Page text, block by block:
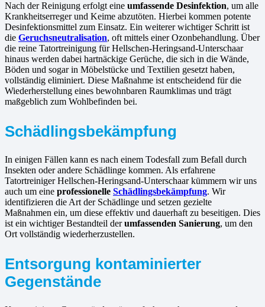
Nach der Reinigung erfolgt eine umfassende Desinfektion, um alle
Krankheitserreger und Keime abzutöten. Hierbei kommen potente
Desinfektionsmittel zum Einsatz. Ein weiterer wichtiger Schritt ist
die Geruchsneutralisation, oft mittels einer Ozonbehandlung. Über
die reine Tatortreinigung für Hellschen-Heringsand-Unterschaar
hinaus werden dabei hartnäckige Gerüche, die sich in die Wände,
Böden und sogar in Möbelstücke und Textilien gesetzt haben,
vollständig eliminiert. Diese Maßnahme ist entscheidend für die
Wiederherstellung eines bewohnbaren Raumklimas und trägt
maßgeblich zum Wohlbefinden bei.
Schädlingsbekämpfung
In einigen Fällen kann es nach einem Todesfall zum Befall durch
Insekten oder andere Schädlinge kommen. Als erfahrene
Tatortreiniger Hellschen-Heringsand-Unterschaar kümmern wir uns
auch um eine professionelle Schädlingsbekämpfung. Wir
identifizieren die Art der Schädlinge und setzen gezielte
Maßnahmen ein, um diese effektiv und dauerhaft zu beseitigen. Dies
ist ein wichtiger Bestandteil derumfassenden Sanierung, um den
Ort vollständig wiederherzustellen.
Entsorgung kontaminierter
Gegenstände